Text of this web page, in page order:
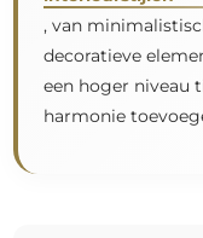
, van
decoratieve
een hoger niveau
harmonie